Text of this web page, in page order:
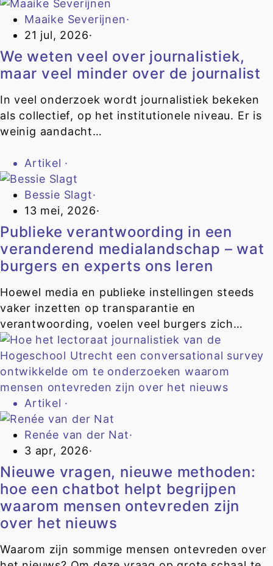
Maaike Severijnen·
21 jul, 2026·
We weten veel over journalistiek,
maar veel minder over de journalist
In veel onderzoek wordt journalistiek bekeken
als collectief, op het institutionele niveau. Er is
weinig aandacht…
Artikel ·
Bessie Slagt·
13 mei, 2026·
Publieke verantwoording in een
veranderend medialandschap – wat
burgers en experts ons leren
Hoewel media en publieke instellingen steeds
vaker inzetten op transparantie en
verantwoording, voelen veel burgers zich…
Artikel ·
Renée van der Nat·
3 apr, 2026·
Nieuwe vragen, nieuwe methoden:
hoe een chatbot helpt begrijpen
waarom mensen ontevreden zijn
over het nieuws
Waarom zijn sommige mensen ontevreden over